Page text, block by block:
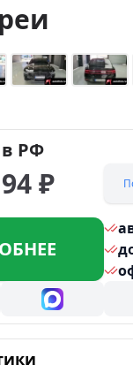
в РФ
₽